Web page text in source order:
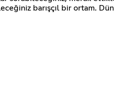
barışçıl bir ortam.